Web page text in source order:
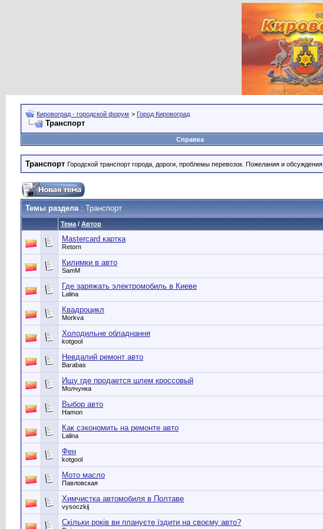
Кировоград - городской форум > Город Кировоград
Транспорт
Справка
Транспорт Городской транспорт города, дороги, проблемы перевозок. Пожелания и обсуждения.
Темы раздела: Транспорт
Тема / Автор
Mastercard картка
Retorn
Килимки в авто
SamM
Где заряжать электромобиль в Киеве
Lalina
Квадроцикл
Morkva
Холодильне обладнання
kotgool
Невдалий ремонт авто
Barabas
Ищу где продается шлем кроссовый
Молчунка
Выбор авто
Hamon
Как сэкономить на ремонте авто
Lalina
Фен
kotgool
Мото масло
Павловская
Химчистка автомобиля в Полтаве
vysoczkij
Скільки років ви плануєте їздити на своєму авто?